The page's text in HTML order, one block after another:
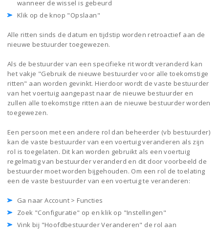
wanneer de wissel is gebeurd
Klik op de knop "Opslaan"
Alle ritten sinds de datum en tijdstip worden retroactief aan de
nieuwe bestuurder toegewezen.
Als de bestuurder van een specifieke rit wordt veranderd kan
het vakje "Gebruik de nieuwe bestuurder voor alle toekomstige
ritten" aan worden gevinkt. Hierdoor wordt de vaste bestuurder
van het voertuig aangepast naar de nieuwe bestuurder en
zullen alle toekomstige ritten aan de nieuwe bestuurder worden
toegewezen.
Een persoon met een andere rol dan beheerder (vb bestuurder)
kan de vaste bestuurder van een voertuig veranderen als zijn
rol is toegelaten. Dit kan worden gebruikt als een voertuig
regelmatig van bestuurder veranderd en dit door voorbeeld de
bestuurder moet worden bijgehouden. Om een rol de toelating
een de vaste bestuurder van een voertuig te veranderen:
Ga naar Account > Functies
Zoek "Configuratie" op en klik op "Instellingen"
Vink bij "Hoofdbestuurder Veranderen" de rol aan